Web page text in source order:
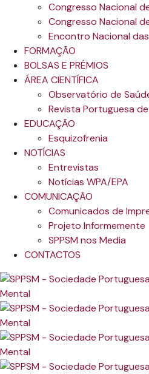
Congresso Nacional
Congresso Nacional
Encontro Nacional
FORMAÇÃO
BOLSAS E PRÉMIOS
ÁREA CIENTÍFICA
Observatório de
Revista Portuguesa
EDUCAÇÃO
Esquizofrenia
NOTÍCIAS
Entrevistas
Notícias WPA/EPA
COMUNICAÇÃO
Comunicados de
Projeto Informemente
SPPSM nos Media
CONTACTOS